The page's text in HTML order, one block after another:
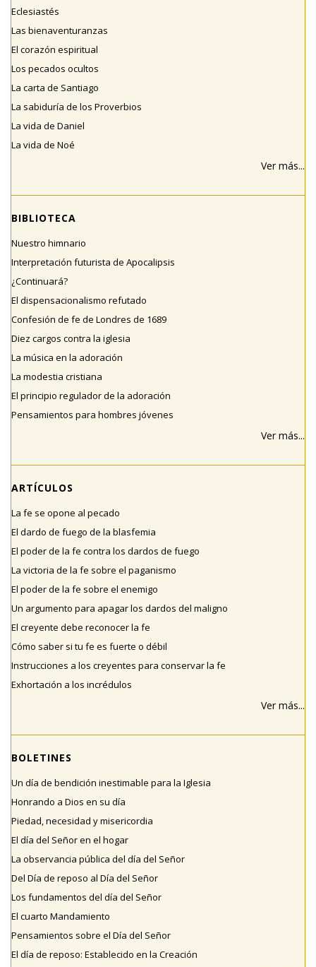
Eclesiastés
Las bienaventuranzas
El corazón espiritual
Los pecados ocultos
La carta de Santiago
La sabiduría de los Proverbios
La vida de Daniel
La vida de Noé
Ver más...
BIBLIOTECA
Nuestro himnario
Interpretación futurista de Apocalipsis
¿Continuará?
El dispensacionalismo refutado
Confesión de fe de Londres de 1689
Diez cargos contra la iglesia
La música en la adoración
La modestia cristiana
El principio regulador de la adoración
Pensamientos para hombres jóvenes
Ver más...
ARTÍCULOS
La fe se opone al pecado
El dardo de fuego de la blasfemia
El poder de la fe contra los dardos de fuego
La victoria de la fe sobre el paganismo
El poder de la fe sobre el enemigo
Un argumento para apagar los dardos del maligno
El creyente debe reconocer la fe
Cómo saber si tu fe es fuerte o débil
Instrucciones a los creyentes para conservar la fe
Exhortación a los incrédulos
Ver más...
BOLETINES
Un día de bendición inestimable para la Iglesia
Honrando a Dios en su día
Piedad, necesidad y misericordia
El día del Señor en el hogar
La observancia pública del día del Señor
Del Día de reposo al Día del Señor
Los fundamentos del día del Señor
El cuarto Mandamiento
Pensamientos sobre el Día del Señor
El día de reposo: Establecido en la Creación